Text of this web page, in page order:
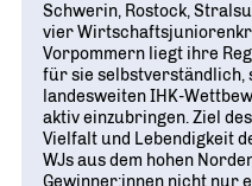
Schwerin, Rostock,
vier
Vorpommern liegt ihre
für sie selbstverständlich,
landesweiten IHK-
aktiv einzubringen. Ziel
Vielfalt und Lebendigkeit
WJs aus dem hohen
Gewinner:innen nicht nur